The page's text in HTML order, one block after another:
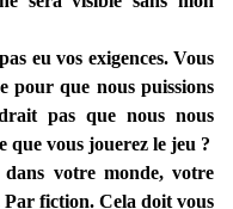
eu vos exigences. Vous
pour que nous puissions
pas que nous nous
que vous jouerez le jeu ?
votre monde, votre
fiction. Cela doit vous